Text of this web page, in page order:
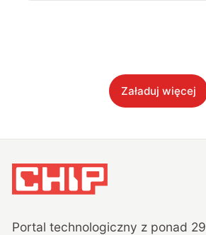
Załaduj więcej
Portal technologiczny z ponad 29